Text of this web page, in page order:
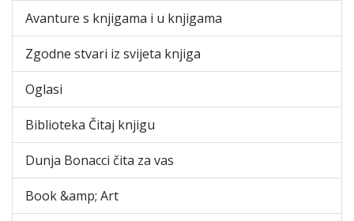
Avanture s knjigama i u knjigama
Zgodne stvari iz svijeta knjiga
Oglasi
Biblioteka Čitaj knjigu
Dunja Bonacci čita za vas
Book &amp; Art